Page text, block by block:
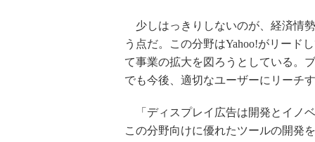
少しはっきりしないのが、経済情
う点だ。この分野はYahoo!がリード
て事業の拡大を図ろうとしている。
でも今後、適切なユーザーにリーチ
「ディスプレイ広告は開発とイノ
この分野向けに優れたツールの開発